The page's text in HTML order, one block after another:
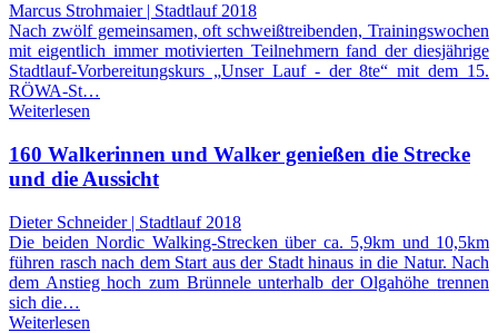
Marcus Strohmaier | Stadtlauf 2018
Nach zwölf gemeinsamen, oft schweißtreibenden, Trainingswochen
mit eigentlich immer motivierten Teilnehmern fand der diesjährige
Stadtlauf-Vorbereitungskurs „Unser Lauf - der 8te“ mit dem 15.
RÖWA-St…
Weiterlesen
160 Walkerinnen und Walker genießen die Strecke
und die Aussicht
Dieter Schneider | Stadtlauf 2018
Die beiden Nordic Walking-Strecken über ca. 5,9km und 10,5km
führen rasch nach dem Start aus der Stadt hinaus in die Natur. Nach
dem Anstieg hoch zum Brünnele unterhalb der Olgahöhe trennen
sich die…
Weiterlesen